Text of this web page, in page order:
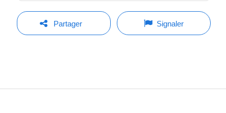
Partager Signaler